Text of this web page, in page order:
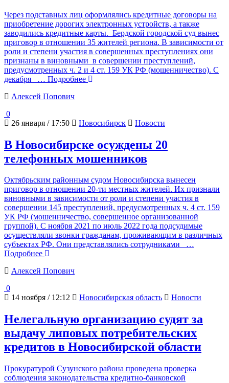
Через подставных лиц оформлялись кредитные договоры на
приобретение дорогих электронных устройств, а также
заводились кредитные карты. Бердской городской суд вынес
приговор в отношении 35 жителей региона. В зависимости от
роли и степени участия в совершенных преступлениях они
признаны в виновными в совершении преступлений,
предусмотренных ч. 2 и 4 ст. 159 УК РФ (мошенничество). С
декабря
… Подробнее
Алексей Попович
0
26 января / 17:50
Новосибирск Новости
В Новосибирске осуждены 20
телефонных мошенников
Октябрьским районным судом Новосибирска вынесен
приговор в отношении 20-ти местных жителей. Их признали
виновными в зависимости от роли и степени участия в
совершении 145 преступлений, предусмотренных ч. 4 ст. 159
УК РФ (мошенничество, совершенное организованной
группой). С ноября 2021 по июль 2022 года подсудимые
осуществляли звонки гражданам, проживающим в различных
субъектах РФ. Они представлялись сотрудниками
…
Подробнее
Алексей Попович
0
14 ноября / 12:12
Новосибирская область Новости
Нелегальную организацию судят за
выдачу липовых потребительских
кредитов в Новосибирской области
Прокуратурой Сузунского района проведена проверка
соблюдения законодательства кредитно-банковской